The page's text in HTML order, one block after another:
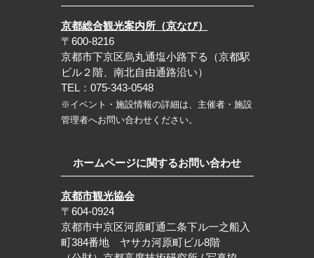
京都総合観光案内所（京なび）
〒600-8216
京都市下京区烏丸通塩小路下る（京都駅
ビル２階、南北自由通路沿い）
TEL：075-343-0548
※イベント・施設情報の詳細は、主催者・施設
管理者へお問い合わせください。
ホームページに関するお問い合わせ
京都市観光協会
〒604-0924
京都市中京区河原町通二条下ル一之船入
町384番地 ヤサカ河原町ビル8階